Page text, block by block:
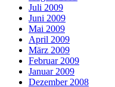
Juli 2009
Juni 2009
Mai 2009
April 2009
März 2009
Februar 2009
Januar 2009
Dezember 2008